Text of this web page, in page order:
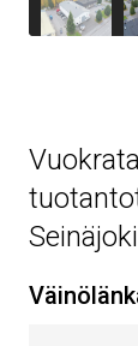
Seinäjoki